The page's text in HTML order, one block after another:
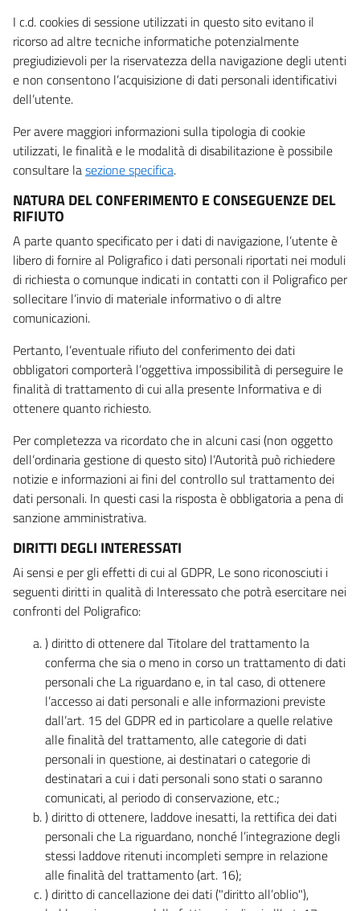
I c.d. cookies di sessione utilizzati in questo sito evitano il
ricorso ad altre tecniche informatiche potenzialmente
pregiudizievoli per la riservatezza della navigazione degli utenti
e non consentono l’acquisizione di dati personali identificativi
dell’utente.
Per avere maggiori informazioni sulla tipologia di cookie
utilizzati, le finalità e le modalità di disabilitazione è possibile
consultare lasezione specifica.
NATURA DEL CONFERIMENTO E CONSEGUENZE DEL
RIFIUTO
A parte quanto specificato per i dati di navigazione, l’utente è
libero di fornire al Poligrafico i dati personali riportati nei moduli
di richiesta o comunque indicati in contatti con il Poligrafico per
sollecitare l’invio di materiale informativo o di altre
comunicazioni.
Pertanto, l’eventuale rifiuto del conferimento dei dati
obbligatori comporterà l’oggettiva impossibilità di perseguire le
finalità di trattamento di cui alla presente Informativa e di
ottenere quanto richiesto.
Per completezza va ricordato che in alcuni casi (non oggetto
dell’ordinaria gestione di questo sito) l’Autorità può richiedere
notizie e informazioni ai fini del controllo sul trattamento dei
dati personali. In questi casi la risposta è obbligatoria a pena di
sanzione amministrativa.
DIRITTI DEGLI INTERESSATI
Ai sensi e per gli effetti di cui al GDPR, Le sono riconosciuti i
seguenti diritti in qualità di Interessato che potrà esercitare nei
confronti del Poligrafico:
) diritto di ottenere dal Titolare del trattamento la
conferma che sia o meno in corso un trattamento di dati
personali che La riguardano e, in tal caso, di ottenere
l’accesso ai dati personali e alle informazioni previste
dall’art. 15 del GDPR ed in particolare a quelle relative
alle finalità del trattamento, alle categorie di dati
personali in questione, ai destinatari o categorie di
destinatari a cui i dati personali sono stati o saranno
comunicati, al periodo di conservazione, etc.;
) diritto di ottenere, laddove inesatti, la rettifica dei dati
personali che La riguardano, nonché l’integrazione degli
stessi laddove ritenuti incompleti sempre in relazione
alle finalità del trattamento (art. 16);
) diritto di cancellazione dei dati ("diritto all’oblio"),